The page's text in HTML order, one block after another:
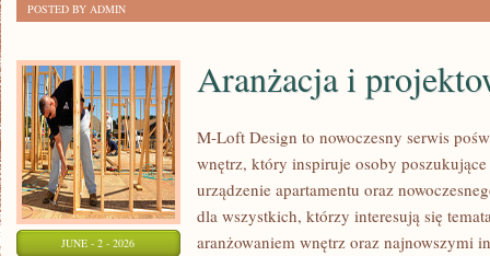
POSTED BY ADMIN
JUNE - 2 - 2026
Aranżacja i
M-Loft Design to nowoczesny serwis
wnętrz, który inspiruje osoby
urządzenie apartamentu oraz
dla wszystkich, którzy interesują się
aranżowaniem wnętrz oraz najnowszymi